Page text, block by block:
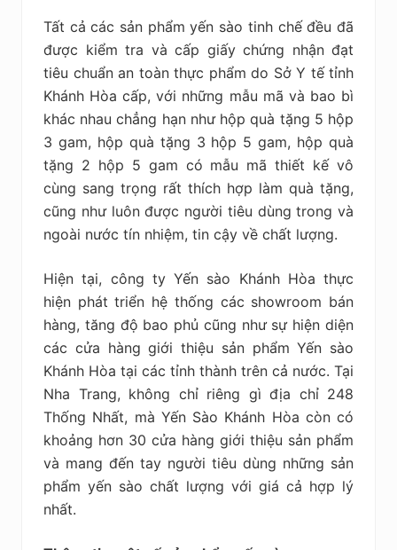
Tất cả các sản phẩm yến sào tinh chế đều đã
được kiểm tra và cấp giấy chứng nhận đạt
tiêu chuẩn an toàn thực phẩm do Sở Y tế tỉnh
Khánh Hòa cấp, với những mẫu mã và bao bì
khác nhau chẳng hạn như hộp quà tặng 5 hộp
3 gam, hộp quà tặng 3 hộp 5 gam, hộp quà
tặng 2 hộp 5 gam có mẫu mã thiết kế vô
cùng sang trọng rất thích hợp làm quà tặng,
cũng như luôn được người tiêu dùng trong và
ngoài nước tín nhiệm, tin cậy về chất lượng.
Hiện tại, công ty Yến sào Khánh Hòa thực
hiện phát triển hệ thống các showroom bán
hàng, tăng độ bao phủ cũng như sự hiện diện
các cửa hàng giới thiệu sản phẩm Yến sào
Khánh Hòa tại các tỉnh thành trên cả nước. Tại
Nha Trang, không chỉ riêng gì địa chỉ 248
Thống Nhất, mà Yến Sào Khánh Hòa còn có
khoảng hơn 30 cửa hàng giới thiệu sản phẩm
và mang đến tay người tiêu dùng những sản
phẩm yến sào chất lượng với giá cả hợp lý
nhất.